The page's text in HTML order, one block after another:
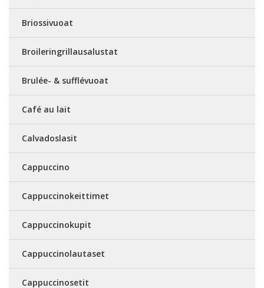
Briossivuoat
Broileringrillausalustat
Brulée- & sufflévuoat
Café au lait
Calvadoslasit
Cappuccino
Cappuccinokeittimet
Cappuccinokupit
Cappuccinolautaset
Cappuccinosetit